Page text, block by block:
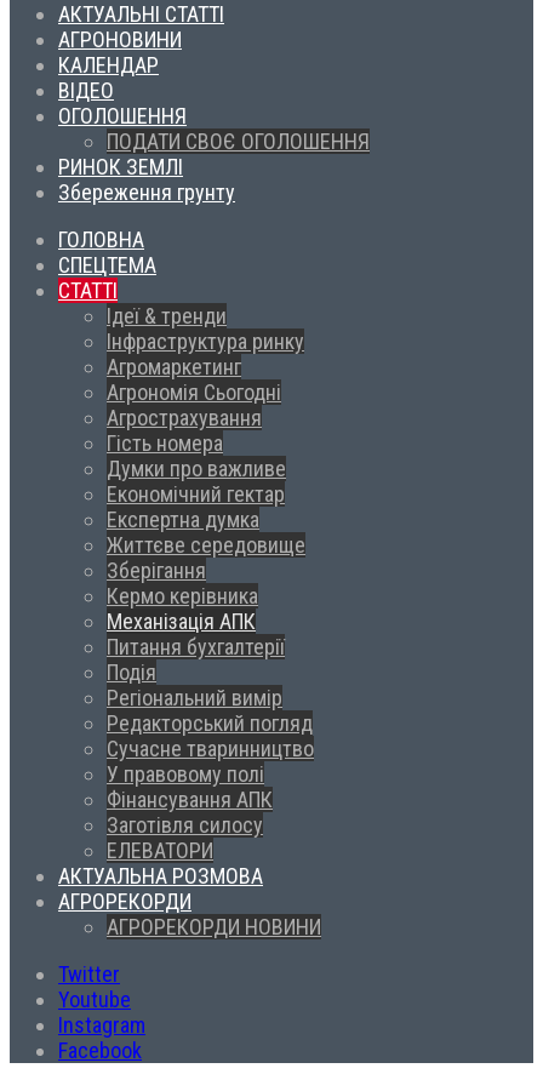
АКТУАЛЬНІ СТАТТІ
АГРОНОВИНИ
КАЛЕНДАР
ВІДЕО
ОГОЛОШЕННЯ
ПОДАТИ СВОЄ ОГОЛОШЕННЯ
РИНОК ЗЕМЛІ
Збереження грунту
ГОЛОВНА
СПЕЦТЕМА
СТАТТІ
Ідеї & тренди
Інфраструктура ринку
Агромаркетинг
Агрономія Сьогодні
Агрострахування
Гість номера
Думки про важливе
Економічний гектар
Експертна думка
Життєве середовище
Зберігання
Кермо керівника
Механізація АПК
Питання бухгалтерії
Подія
Регіональний вимір
Редакторський погляд
Сучасне тваринництво
У правовому полі
Фінансування АПК
Заготівля силосу
ЕЛЕВАТОРИ
АКТУАЛЬНА РОЗМОВА
АГРОРЕКОРДИ
АГРОРЕКОРДИ НОВИНИ
Twitter
Youtube
Instagram
Facebook